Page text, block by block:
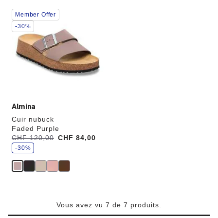
Almina
Cuir nubuck
Faded Purple
Avant:
CHF 120,00
à CHF 84,00
é
c
o
n
o
i
-30%
Cliquer
sur
les
échantillons
couleurs
modifiera
Member Offer
-30%
Vous avez vu 7 de 7 produits.